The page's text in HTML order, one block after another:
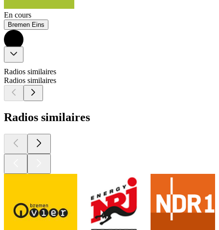
En cours
Bremen Eins
Radios similaires
Radios similaires
Radios similaires